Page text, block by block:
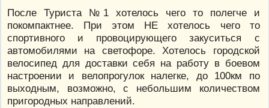
После Туриста №1 хотелось чего то полегче и
покомпактнее. При этом НЕ хотелось чего то
спортивного и провоцирующего закуситься с
автомобилями на светофоре. Хотелось городской
велосипед для доставки себя на работу в боевом
настроении и велопрогулок налегке, до 100км по
выходным, возможно, с небольшим количеством
пригородных направлений.